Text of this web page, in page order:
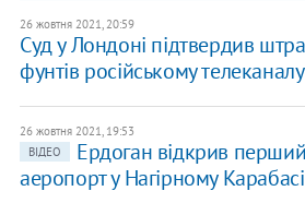
26 жовтня 2021, 20:59
Суд у Лондоні підтвердив
фунтів російському
26 жовтня 2021, 19:53
ВІДЕО
Ердоган відкрив
аеропорт у Нагірному Карабасі